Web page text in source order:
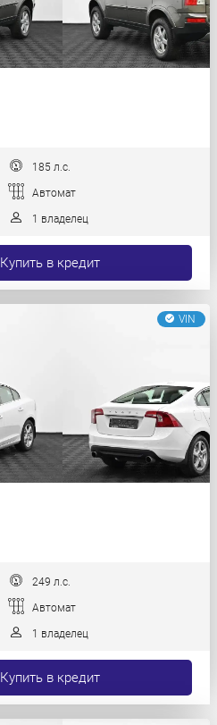
185 л.с.
Автомат
1 владелец
Купить в кредит
VIN
249 л.с.
Автомат
1 владелец
Купить в кредит